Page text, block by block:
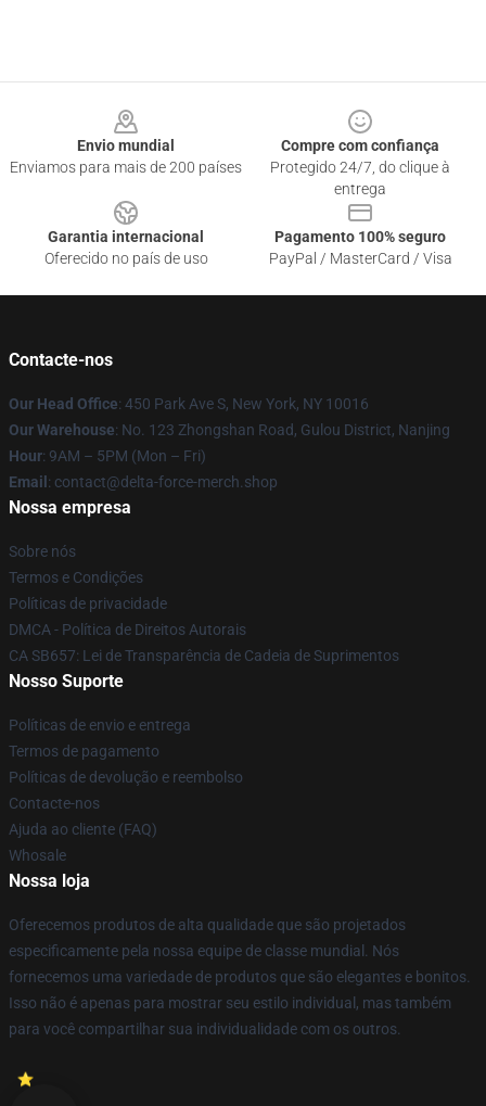
Envio mundial
Enviamos para mais de 200 países
Compre com confiança
Protegido 24/7, do clique à
entrega
Garantia internacional
Oferecido no país de uso
Pagamento 100% seguro
PayPal / MasterCard / Visa
Contacte-nos
Our Head Office: 450 Park Ave S, New York, NY 10016
Our Warehouse: No. 123 Zhongshan Road, Gulou District, Nanjing
Hour: 9AM – 5PM (Mon – Fri)
Email : contact@delta-force-merch.shop
Nossa empresa
Sobre nós
Termos e Condições
Políticas de privacidade
DMCA - Política de Direitos Autorais
CA SB657: Lei de Transparência de Cadeia de Suprimentos
Nosso Suporte
Políticas de envio e entrega
Termos de pagamento
Políticas de devolução e reembolso
Contacte-nos
Ajuda ao cliente (FAQ)
Whosale
Nossa loja
Oferecemos produtos de alta qualidade que são projetados
especificamente pela nossa equipe de classe mundial. Nós
fornecemos uma variedade de produtos que são elegantes e bonitos.
Isso não é apenas para mostrar seu estilo individual, mas também
para você compartilhar sua individualidade com os outros.